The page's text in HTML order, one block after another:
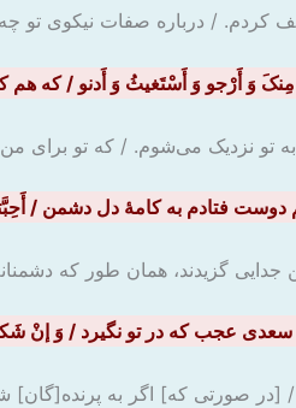
/ درباره صفات نیکوی تو
تو نزدیک می‌شوم. / که تو برای من
گزیدند، همان طور که
صورتی که] اگر به پرنده[گان]